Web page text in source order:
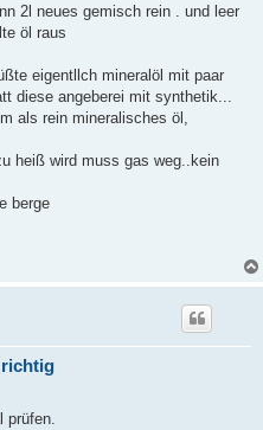
2l neues gemisch rein . und leer
öl raus
eigentllch mineralöl mit paar
diese angeberei mit synthetik...
als rein mineralisches öl,
heiß wird muss gas weg..kein
berge
richtig
prüfen.